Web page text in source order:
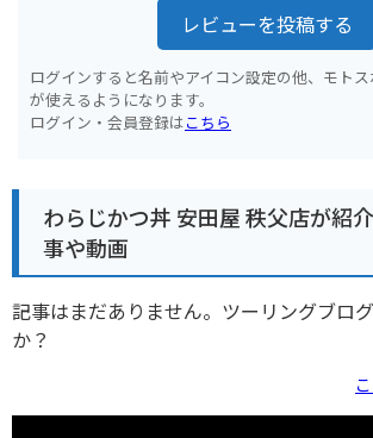
レビューを投稿する
ログインすると名前やアイコン設定の他、モト
が使えるようになります。
ログイン・会員登録はこちら
わらじかつ丼 安田屋 秩父店が紹
事や動画
記事はまだありません。ツーリングブロ
か？